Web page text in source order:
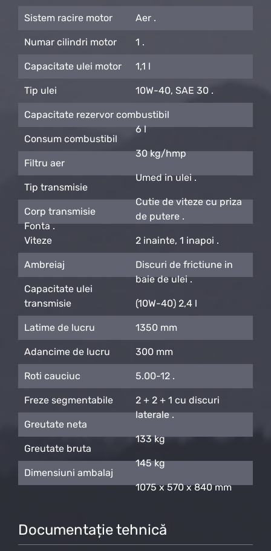
Sistem racire motor Aer .
Numar cilindri motor 1 .
Capacitate ulei motor 1,1 l
Tip ulei 10W-40, SAE 30 .
Capacitate rezervor combustibil
6 l
Consum combustibil
30 kg/hmp
Filtru aer
Umed in ulei .
Tip transmisie
Cutie de viteze cu priza
de putere .
Corp transmisie
Fonta .
Viteze
2 inainte, 1 inapoi .
Ambreiaj
Discuri de frictiune in
baie de ulei .
Capacitate ulei
transmisie
(10W-40) 2,4 l
Latime de lucru 1350 mm
Adancime de lucru 300 mm
Roti cauciuc 5.00-12 .
Freze segmentabile
2 + 2 + 1 cu discuri
laterale .
Greutate neta
133 kg
Greutate bruta
145 kg
Dimensiuni ambalaj
1075 x 570 x 840 mm
Documentație tehnică